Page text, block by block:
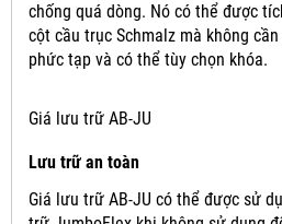
chống quá dòng. Nó có thể được
cột cầu trục Schmalz mà không
phức tạp và có thể tùy chọn khóa.
Giá lưu trữ AB-JU
Lưu trữ an toàn
Giá lưu trữ AB-JU có thể được sử